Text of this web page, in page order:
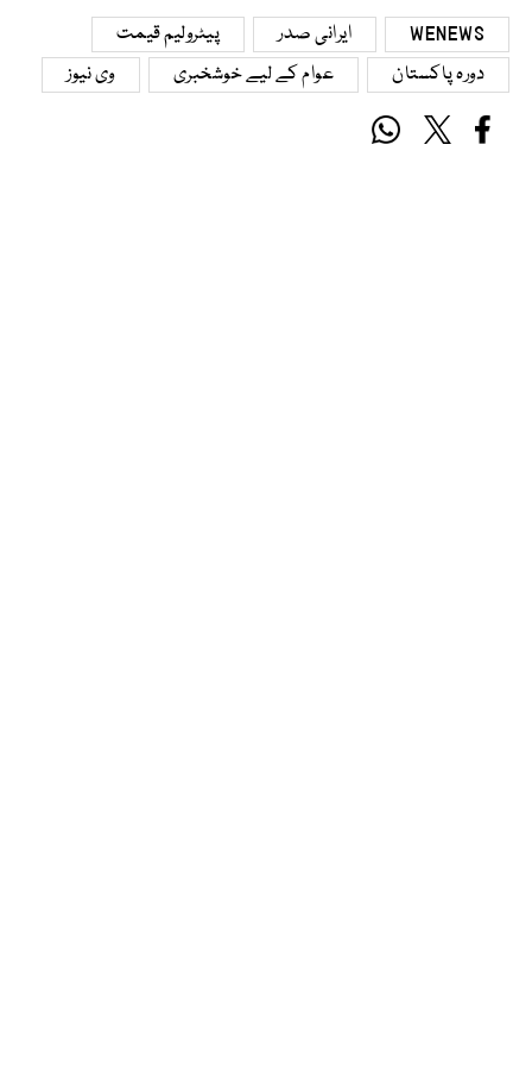
WENEWS ایرانی صدر
پیٹرولیم قیمت
دورہ پاکستان
عوام کے لیے خوشخبری وی نیوز